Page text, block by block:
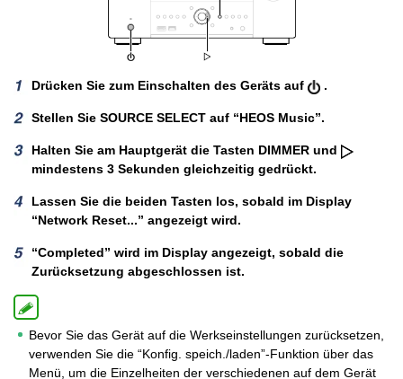
Drücken Sie zum Einschalten des Geräts auf .
Stellen Sie SOURCE SELECT auf “HEOS Music”.
Halten Sie am Hauptgerät die Tasten DIMMER und
mindestens 3 Sekunden gleichzeitig gedrückt.
Lassen Sie die beiden Tasten los, sobald im Display
“Network Reset...” angezeigt wird.
“Completed” wird im Display angezeigt, sobald die
Zurücksetzung abgeschlossen ist.
Bevor Sie das Gerät auf die Werkseinstellungen zurücksetzen,
verwenden Sie die “Konfig. speich./laden”-Funktion über das
Menü, um die Einzelheiten der verschiedenen auf dem Gerät